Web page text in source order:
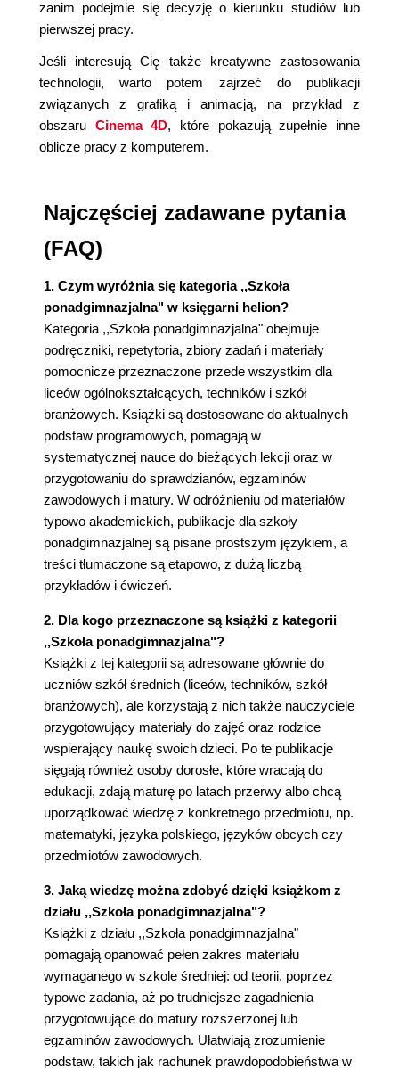
zanim podejmie się decyzję o kierunku studiów lub
pierwszej pracy.
Jeśli interesują Cię także kreatywne zastosowania
technologii, warto potem zajrzeć do publikacji
związanych z grafiką i animacją, na przykład z
obszaru Cinema 4D, które pokazują zupełnie inne
oblicze pracy z komputerem.
Najczęściej zadawane pytania
(FAQ)
1. Czym wyróżnia się kategoria ,,Szkoła
ponadgimnazjalna" w księgarni helion?
Kategoria ,,Szkoła ponadgimnazjalna" obejmuje
podręczniki, repetytoria, zbiory zadań i materiały
pomocnicze przeznaczone przede wszystkim dla
liceów ogólnokształcących, techników i szkół
branżowych. Książki są dostosowane do aktualnych
podstaw programowych, pomagają w
systematycznej nauce do bieżących lekcji oraz w
przygotowaniu do sprawdzianów, egzaminów
zawodowych i matury. W odróżnieniu od materiałów
typowo akademickich, publikacje dla szkoły
ponadgimnazjalnej są pisane prostszym językiem, a
treści tłumaczone są etapowo, z dużą liczbą
przykładów i ćwiczeń.
2. Dla kogo przeznaczone są książki z kategorii
,,Szkoła ponadgimnazjalna"?
Książki z tej kategorii są adresowane głównie do
uczniów szkół średnich (liceów, techników, szkół
branżowych), ale korzystają z nich także nauczyciele
przygotowujący materiały do zajęć oraz rodzice
wspierający naukę swoich dzieci. Po te publikacje
sięgają również osoby dorosłe, które wracają do
edukacji, zdają maturę po latach przerwy albo chcą
uporządkować wiedzę z konkretnego przedmiotu, np.
matematyki, języka polskiego, języków obcych czy
przedmiotów zawodowych.
3. Jaką wiedzę można zdobyć dzięki książkom z
działu ,,Szkoła ponadgimnazjalna"?
Książki z działu ,,Szkoła ponadgimnazjalna"
pomagają opanować pełen zakres materiału
wymaganego w szkole średniej: od teorii, poprzez
typowe zadania, aż po trudniejsze zagadnienia
przygotowujące do matury rozszerzonej lub
egzaminów zawodowych. Ułatwiają zrozumienie
podstaw, takich jak rachunek prawdopodobieństwa w